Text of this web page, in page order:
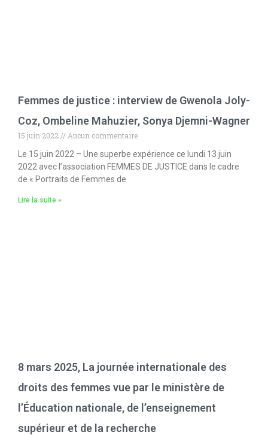
Femmes de justice : interview de Gwenola Joly-
Coz, Ombeline Mahuzier, Sonya Djemni-Wagner
15 juin 2022
Aucun commentaire
Le 15 juin 2022 – Une superbe expérience ce lundi 13 juin
2022 avec l’association FEMMES DE JUSTICE dans le cadre
de « Portraits de Femmes de
Lire la suite »
8 mars 2025, La journée internationale des
droits des femmes vue par le ministère de
l’Éducation nationale, de l’enseignement
supérieur et de la recherche